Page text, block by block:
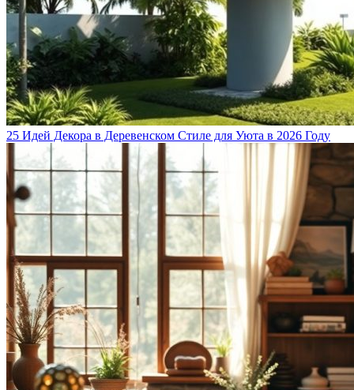
25 Идей Декора в Деревенском Стиле для Уюта в 2026 Году